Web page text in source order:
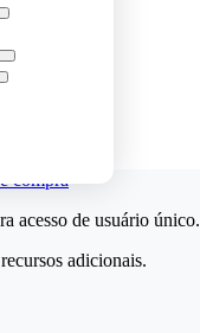
compra
acesso de usuário único.
adicionais.